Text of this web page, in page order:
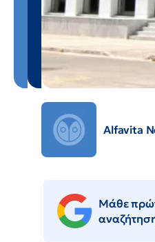
Alfavita
Μάθε